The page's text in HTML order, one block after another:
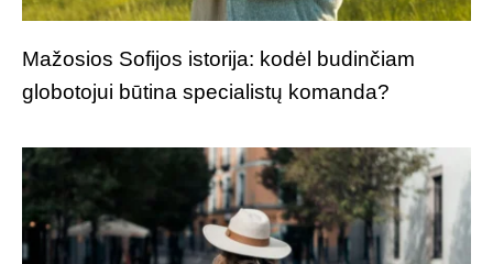
Mažosios Sofijos istorija: kodėl budinčiam
globotojui būtina specialistų komanda?